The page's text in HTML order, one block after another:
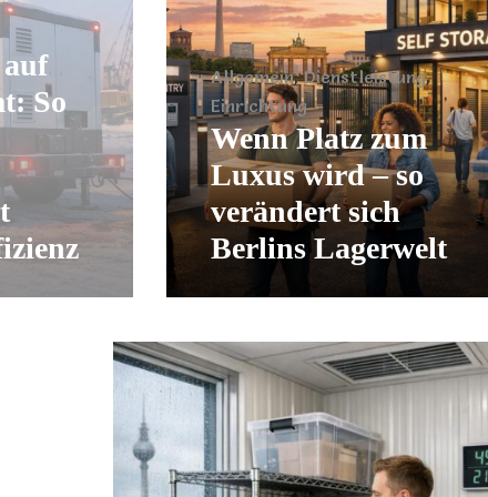
Allgemein,Dienstleistung,
Einrichtung
Wenn Platz zum
Luxus wird – so
verändert sich
Berlins Lagerwelt